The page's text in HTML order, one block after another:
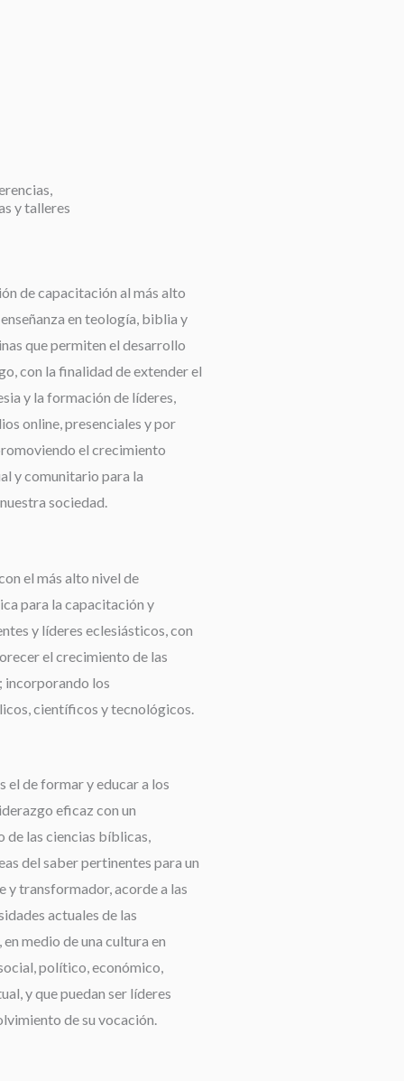
y talleres
de capacitación al más alto
en teología, biblia y
que permiten el desarrollo
con la finalidad de extender el
y la formación de líderes,
online, presenciales y por
el crecimiento
y comunitario para la
sociedad.
el más alto nivel de
para la capacitación y
y líderes eclesiásticos, con
el crecimiento de las
incorporando los
científicos y tecnológicos.
de formar y educar a los
eficaz con un
de las ciencias bíblicas,
del saber pertinentes para un
y transformador, acorde a las
actuales de las
medio de una cultura en
político, económico,
y que puedan ser líderes
de su vocación.